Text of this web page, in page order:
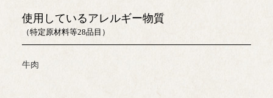
使用しているアレルギー物質
（特定原材料等28品目）
牛肉